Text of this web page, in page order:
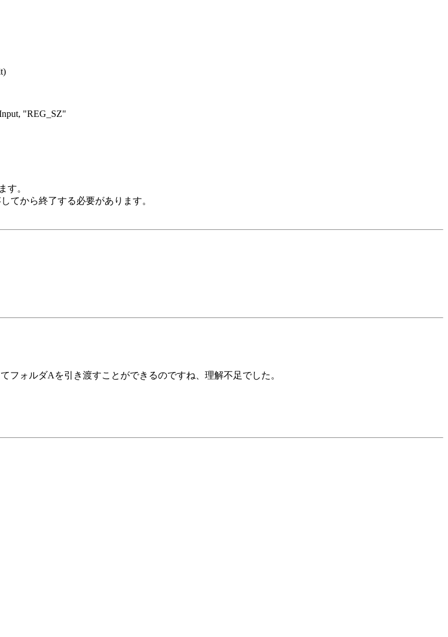
"REG_SZ"
す。
てから終了する必要があります。
フォルダAを引き渡すことができるのですね、理解不足でした。